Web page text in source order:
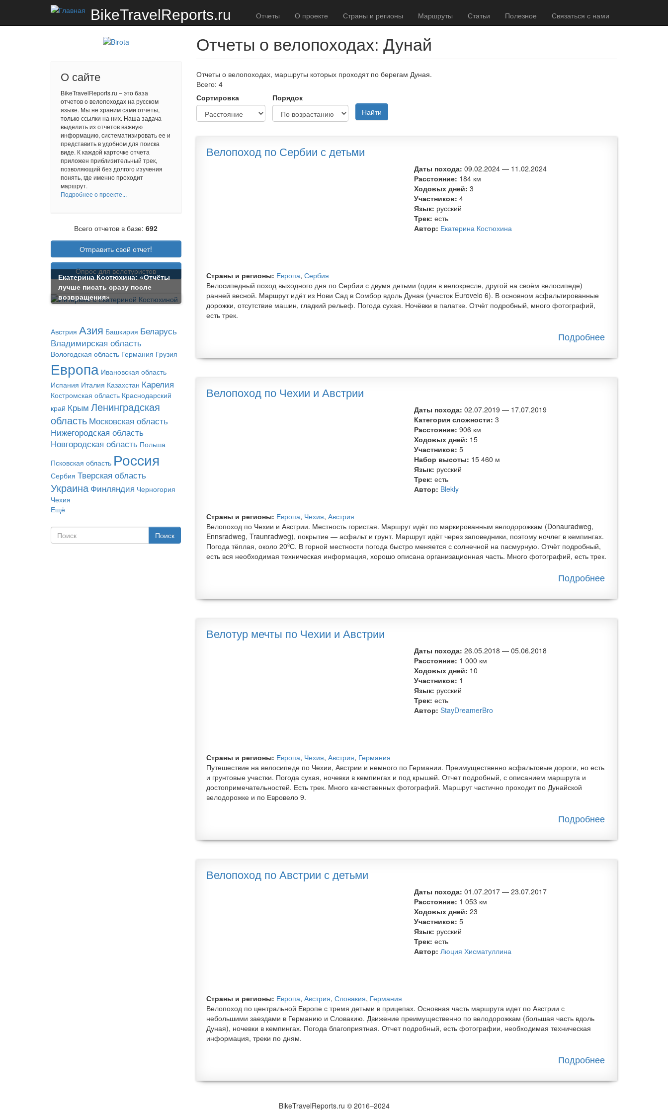
Перейти к основному содержанию
BikeTravelReports.ru Отчеты О проекте Страны и регионы Маршруты Статьи Полезное Связаться с нами
Отчеты о велопоходах: Дунай
Отчеты о велопоходах, маршруты которых проходят по берегам Дуная.
Всего: 4
Сортировка
Порядок
Найти
Велопоход по Сербии с детьми
Даты похода:09.02.2024 — 11.02.2024
Расстояние: 184 км
Ходовых дней:3
Участников:4
Язык: русский
Трек:есть
Автор: Екатерина Костюхина
Страны и регионы: Европа, Сербия
Велосипедный поход выходного дня по Сербии с двумя детьми (один в велокресле, другой на своём велосипеде)
ранней весной. Маршрут идёт из Нови Сад в Сомбор вдоль Дуная (участок Eurovelo 6). В основном асфальтированные
дорожки, отсутствие машин, гладкий рельеф. Погода сухая. Ночёвки в палатке. Отчёт подробный, много фотографий,
есть трек.
Подробнее
по Сербии
Велопоход по Чехии и Австрии
Даты похода:02.07.2019 — 17.07.2019
Категория сложности:3
Расстояние:906 км
Ходовых дней: 15
Участников:5
Набор высоты: 15 460 м
Язык: русский
Трек:есть
Автор: Blekly
Страны и регионы: Европа, Чехия, Австрия
Велопоход по Чехии и Австрии. Местность гористая. Маршрут идёт по маркированным велодорожкам (Donauradweg,
Ennsradweg, Traunradweg), покрытие — асфальт и грунт. Маршрут идёт через заповедники, поэтому ночлег в кемпингах.
Погода тёплая, около 20ºС. В горной местности погода быстро меняется с солнечной на пасмурную. Отчёт подробный,
есть вся необходимая техническая информация, хорошо описана организационная часть. Много фотографий, есть трек.
Подробнее
по Чехии и
Велотур мечты по Чехии и Австрии
Даты похода:26.05.2018 —05.06.2018
Расстояние: 1 000 км
Ходовых дней: 10
Участников: 1
Язык: русский
Трек:есть
Автор:StayDreamerBro
Страны и регионы: Европа, Чехия, Австрия, Германия
Путешествие на велосипеде по Чехии, Австрии и немного по Германии. Преимущественно асфальтовые дороги, но есть
и грунтовые участки. Погода сухая, ночевки в кемпингах и под крышей. Отчет подробный, с описанием маршрута и
достопримечательностей. Есть трек. Много качественных фотографий. Маршрут частично проходит по Дунайской
велодорожке и по Евровело 9.
Подробнее
мечты
Велопоход по Австрии с детьми
Даты похода:01.07.2017 —23.07.2017
Расстояние: 1 053 км
Ходовых дней:23
Участников:5
Язык: русский
Трек:есть
Автор:Люция Хисматуллина
Страны и регионы: Европа, Австрия, Словакия, Германия
Велопоход по центральной Европе с тремя детьми в прицепах. Основная часть маршрута идет по Австрии с
небольшими заездами в Германию и Словакию. Движение преимущественно по велодорожкам (большая часть вдоль
Дуная), ночевки в кемпингах. Погода благоприятная. Отчет подробный, есть фотографии, необходимая техническая
информация, треки по дням.
Подробнее
по
О сайте
BikeTravelReports.ru – это база
отчетов о велопоходах на русском
языке. Мы не храним сами отчеты,
только ссылки на них. Наша задача –
выделить из отчетов важную
информацию, систематизировать ее и
представить в удобном для поиска
виде. К каждой карточке отчета
приложен приблизительный трек,
позволяющий без долгого изучения
понять, где именно проходит
маршрут.
Подробнее о проекте...
Всего отчетов в базе:692
Отправить свой отчет!
Опрос для велотуристов
Екатерина Костюхина: «Отчёты
лучше писать сразу после
возвращения»
Австрия Азия Башкирия Беларусь
Владимирская область
Вологодская область Германия Грузия
Европа Ивановская область
Испания Италия Казахстан Карелия
Костромская область Краснодарский
край Крым Ленинградская
область Московская область
Нижегородская область
Новгородская область Польша
Псковская область Россия
Сербия Тверская область
Украина Финляндия Черногория
Чехия
Ещё
Форма поиска
Поиск
BikeTravelReports.ru © 2016–2024